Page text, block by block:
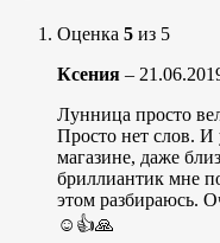
Оценка 5 из 5
Ксения –
Лунница просто
Просто нет слов.
магазине, даже
бриллиантик мне
этом разбираюсь.
☺️👍🙏